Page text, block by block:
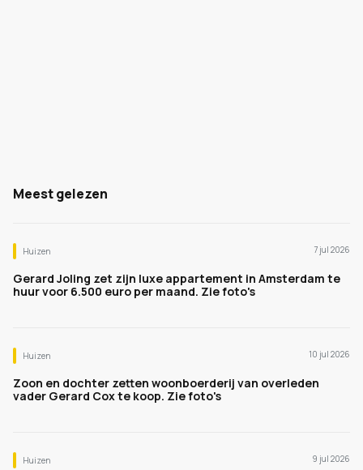
Meest gelezen
Huizen 7 jul 2026
Gerard Joling zet zijn luxe appartement in Amsterdam te
huur voor 6.500 euro per maand. Zie foto's
Huizen 10 jul 2026
Zoon en dochter zetten woonboerderij van overleden
vader Gerard Cox te koop. Zie foto's
Huizen 9 jul 2026